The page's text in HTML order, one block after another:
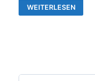
GOTTESDIENST
AM
WEITERLESEN